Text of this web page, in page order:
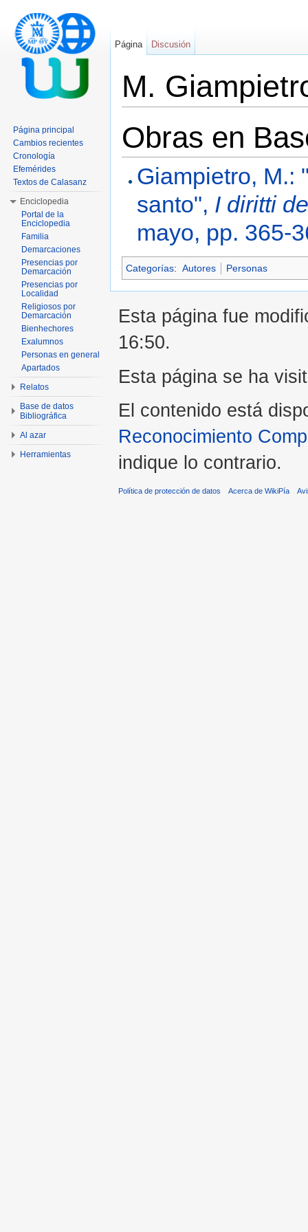
M.
Obras en
Giampietro, M.:
santo", I diritti
mayo, pp. 365-
Categorías: Autores Personas
Página Discusión
Página principal
Cambios recientes
Cronología
Efemérides
Textos de Calasanz
Enciclopedia
Portal de la
Enciclopedia
Familia
Demarcaciones
Presencias por
Demarcación
Presencias por
Localidad
Religiosos por
Demarcación
Bienhechores
Exalumnos
Personas en general
Apartados
Relatos
Base de datos
Bibliográfica
Al azar
Herramientas
Esta página fue
16:50.
Esta página se ha
El contenido está
Reconocimiento
indique lo contrario.
Política de protección de datos Acerca de WikiPía